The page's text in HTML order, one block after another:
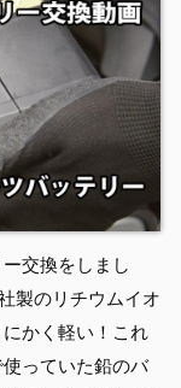
交換をしまし
製のリチウムイオ
かく軽い！これ
っていた鉛のバ